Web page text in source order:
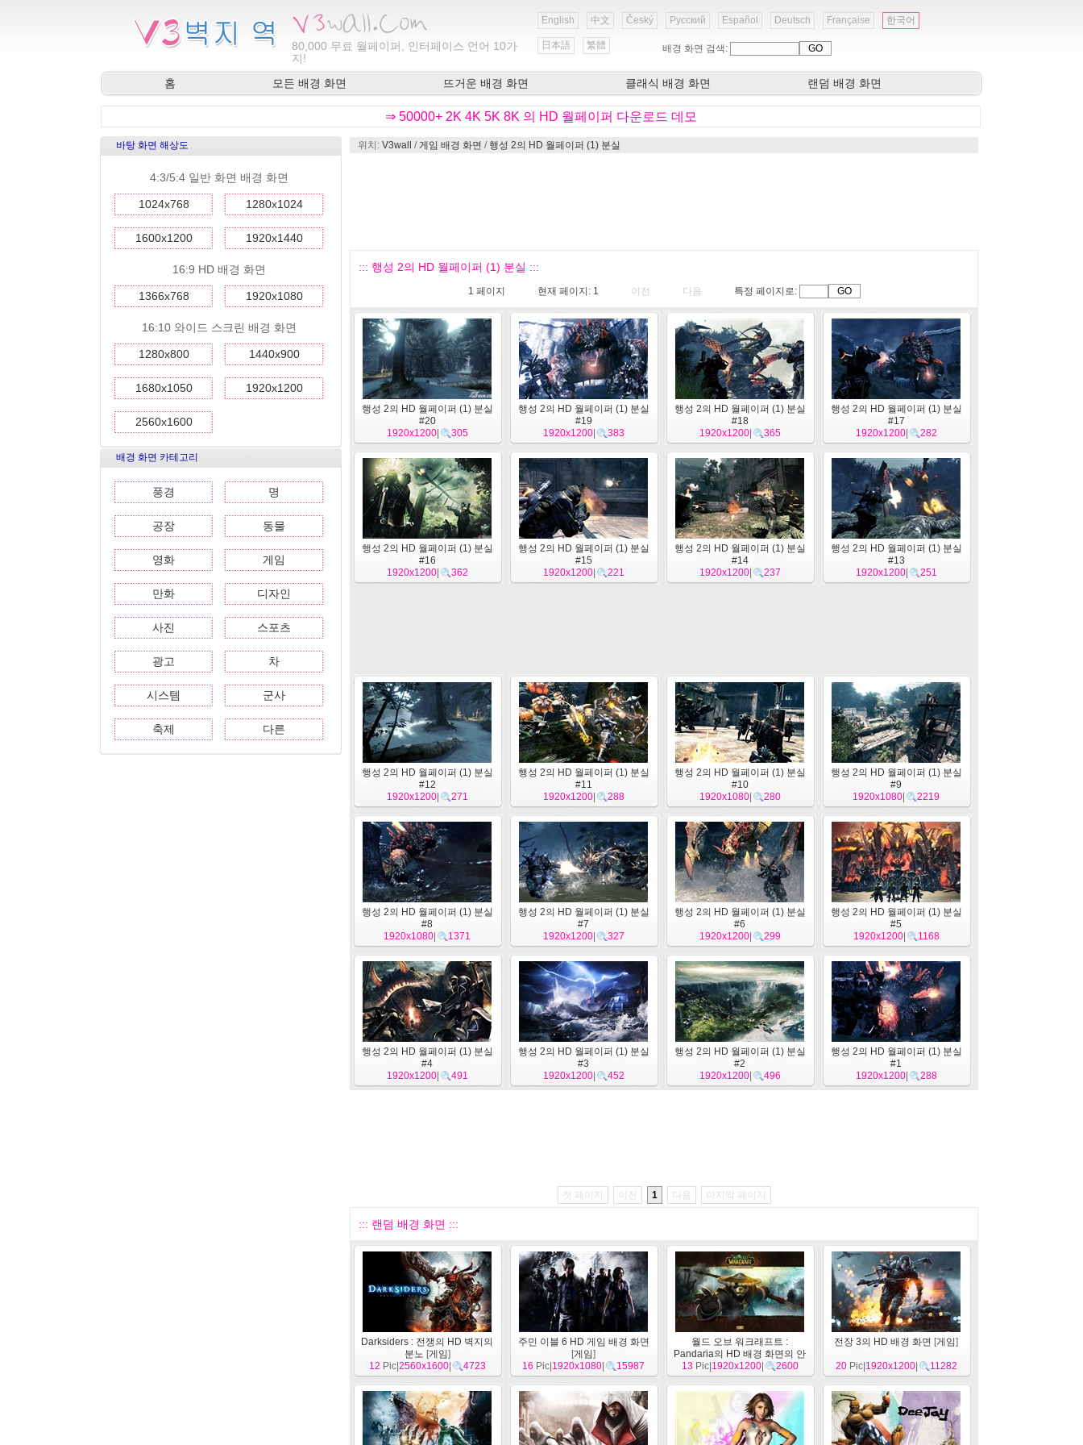
80,000 무료 월페이퍼, 인터페이스 언어 10가
지!
English 中文 Český Русский Español Deutsch Française 한국어
日本語 繁體 배경 화면 검색:
홈 모든 배경 화면 뜨거운 배경 화면 클래식 배경 화면 랜덤 배경 화면
⇒ 50000+ 2K 4K 5K 8K 의 HD 월페이퍼 다운로드 데모
바탕 화면 해상도
4:3/5:4 일반 화면 배경 화면
1024x768 1280x1024
1600x1200 1920x1440
16:9 HD 배경 화면
1366x768 1920x1080
16:10 와이드 스크린 배경 화면
1280x800 1440x900
1680x1050 1920x1200
2560x1600
배경 화면 카테고리
풍경 명
공장 동물
영화 게임
만화 디자인
사진 스포츠
광고 차
시스템 군사
축제 다른
위치: V3wall /게임 배경 화면 /행성 2의 HD 월페이퍼 (1) 분실
::: 행성 2의 HD 월페이퍼 (1) 분실 :::
1 페이지 현재 페이지: 1 이전 다음 특정 페이지로:
행성 2의 HD 월페이퍼 (1) 분실
#20
1920x1200| 305
행성 2의 HD 월페이퍼 (1) 분실
#19
1920x1200| 383
행성 2의 HD 월페이퍼 (1) 분실
#18
1920x1200| 365
행성 2의 HD 월페이퍼 (1) 분실
#17
1920x1200| 282
행성 2의 HD 월페이퍼 (1) 분실
#16
1920x1200| 362
행성 2의 HD 월페이퍼 (1) 분실
#15
1920x1200| 221
행성 2의 HD 월페이퍼 (1) 분실
#14
1920x1200| 237
행성 2의 HD 월페이퍼 (1) 분실
#13
1920x1200| 251
행성 2의 HD 월페이퍼 (1) 분실
#12
1920x1200| 271
행성 2의 HD 월페이퍼 (1) 분실
#11
1920x1200| 288
행성 2의 HD 월페이퍼 (1) 분실
#10
1920x1080| 280
행성 2의 HD 월페이퍼 (1) 분실
#9
1920x1080
2219
행성 2의 HD 월페이퍼 (1) 분실
#8
1920x1080
1371
행성 2의 HD 월페이퍼 (1) 분실
#7
1920x1200| 327
행성 2의 HD 월페이퍼 (1) 분실
#6
1920x1200| 299
행성 2의 HD 월페이퍼 (1) 분실
#5
1920x1200| 1168
행성 2의 HD 월페이퍼 (1) 분실
#4
1920x1200| 491
행성 2의 HD 월페이퍼 (1) 분실
#3
1920x1200| 452
행성 2의 HD 월페이퍼 (1) 분실
#2
1920x1200| 496
행성 2의 HD 월페이퍼 (1) 분실
#1
1920x1200| 288
첫 페이지 이전 1 다음 마지막 페이지
::: 랜덤 배경 화면 :::
Darksiders : 전쟁의 HD 벽지의
분노 [게임]
12 Pic| 2560x1600| 4723
주민 이블 6 HD 게임 배경 화면
[게임]
16 Pic| 1920x1080 15987
월드 오브 워크래프트 :
Pandaria의 HD 배경 화면의 안
개[게임]
13Pic| 1920x1200| 2600
전장 3의 HD 배경 화면 [게임]
20Pic| 1920x1200| 11282